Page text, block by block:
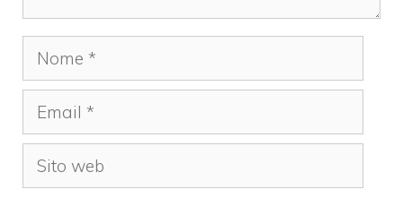
Nome
Email
Sito
web